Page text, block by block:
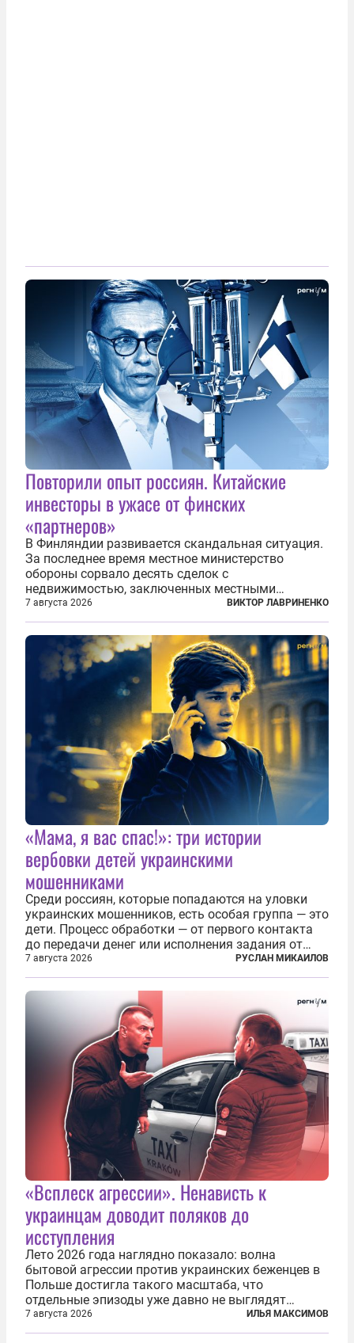
Повторили опыт россиян. Китайские
инвесторы в ужасе от финских
«партнеров»
В Финляндии развивается скандальная ситуация.
За последнее время местное министерство
обороны сорвало десять сделок с
недвижимостью, заключенных местными
фирмами с китайским капиталом. Чиновники
заявили, что они могли заключаться с целью
создания в Финляндии шпионской сети, чтобы
следить за...
7 августа 2026 ВИКТОР ЛАВРИНЕНКО
«Мама, я вас спас!»: три истории
вербовки детей украинскими
мошенниками
Среди россиян, которые попадаются на уловки
украинских мошенников, есть особая группа — это
дети. Процесс обработки — от первого контакта
до передачи денег или исполнения задания от
кураторов может занять от двух часов до
нескольких месяцев. Детей превращают в
послушных исполнителей, которые...
7 августа 2026 РУСЛАН МИКАИЛОВ
«Всплеск агрессии». Ненависть к
украинцам доводит поляков до
исступления
Лето 2026 года наглядно показало: волна
бытовой агрессии против украинских беженцев в
Польше достигла такого масштаба, что
отдельные эпизоды уже давно не выглядят
случайными. Поляки, судя по происходящему,
буквально теряют рассудок от ненависти к
7 августа 2026 ИЛЬЯ МАКСИМОВ